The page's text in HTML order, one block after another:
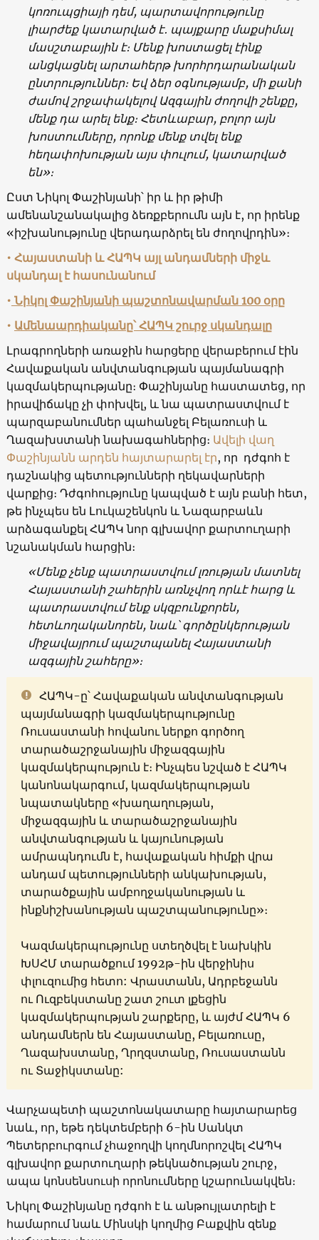
կոռուպցիայի դեմ, պարտավորությունը
լիարժեք կատարված է․ պայքարը մաքսիմալ
մասշտաբային է։ Մենք խոստացել էինք
անցկացնել արտահերթ խորհրդարանական
ընտրություններ։ Եվ ձեր օգնությամբ, մի քանի
ժամով շրջափակելով Ազգային ժողովի շենքը,
մենք դա արել ենք։ Հետևաբար, բոլոր այն
խոստումները, որոնք մենք տվել ենք
հեղափոխության այս փուլում, կատարված
են»։
Ըստ Նիկոլ Փաշինյանի՝ իր և իր թիմի
ամենանշանակալից ձեռքբերումն այն է, որ իրենք
«իշխանությունը վերադարձրել են ժողովրդին»։
• Հայաստանի և ՀԱՊԿ այլ անդամների միջև
սկանդալ է հասունանում
• Նիկոլ Փաշինյանի պաշտոնավարման 100 օրը
• Ամենաարդիականը՝ ՀԱՊԿ շուրջ սկանդալը
Լրագրողների առաջին հարցերը վերաբերում էին
Հավաքական անվտանգության պայմանագրի
կազմակերպությանը։ Փաշինյանը հաստատեց, որ
իրավիճակը չի փոխվել, և նա պատրաստվում է
պարզաբանումներ պահանջել Բելառուսի և
Ղազախստանի նախագահներից։ Ավելի վաղ
Փաշինյանն արդեն հայտարարել էր, որ դժգոհ է
դաշնակից պետությունների ղեկավարների
վարքից։ Դժգոհությունը կապված է այն բանի հետ,
թե ինչպես են Լուկաշենկոն և Նազարբաևն
արձագանքել ՀԱՊԿ նոր գլխավոր քարտուղարի
նշանակման հարցին։
«Մենք չենք պատրաստվում լռության մատնել
Հայաստանի շահերին առնչվող որևէ հարց և
պատրաստվում ենք սկզբունքորեն,
հետևողականորեն, նաև՝ գործընկերության
միջավայրում պաշտպանել Հայաստանի
ազգային շահերը»։
ՀԱՊԿ-ը՝ Հավաքական անվտանգության
պայմանագրի կազմակերպությունը
Ռուսաստանի հովանու ներքո գործող
տարածաշրջանային միջազգային
կազմակերպություն է։ Ինչպես նշված է ՀԱՊԿ
կանոնակարգում, կազմակերպության
նպատակները «խաղաղության,
միջազգային և տարածաշրջանային
անվտանգության և կայունության
ամրապնդումն է, հավաքական հիմքի վրա
անդամ պետությունների անկախության,
տարածքային ամբողջականության և
ինքնիշխանության պաշտպանությունը»։
Կազմակերպությունը ստեղծվել է նախկին
ԽՍՀՄ տարածքում 1992թ-ին վերջինիս
փլուզումից հետո: Վրաստանն, Ադրբեջանն
ու Ուզբեկստանը շատ շուտ լքեցին
կազմակերպության շարքերը, և այժմ ՀԱՊԿ 6
անդամներն են Հայաստանը, Բելառուսը,
Ղազախստանը, Ղրղզստանը, Ռուսաստանն
ու Տաջիկստանը:
Վարչապետի պաշտոնակատարը հայտարարեց
նաև, որ, եթե դեկտեմբերի 6-ին Սանկտ
Պետերբուրգում չհաջողվի կողմնորոշվել ՀԱՊԿ
գլխավոր քարտուղարի թեկնածության շուրջ,
ապա կոնսենսուսի որոնումները կշարունակվեն։
Նիկոլ Փաշինյանը դժգոհ է և անթույլատրելի է
համարում նաև Մինսկի կողմից Բաքվին զենք